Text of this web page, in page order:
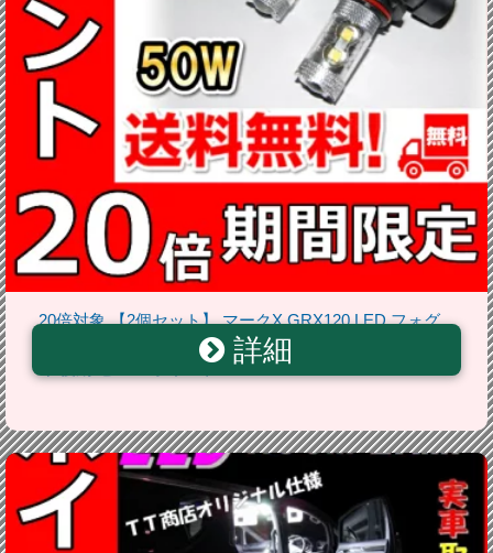
20倍対象 【2個セット】 マークX GRX120 LED フォグ
ランプ FOG ホワイト 白 フォグライト フォグ灯 フォグ
球 後期 セール ポイント
詳細